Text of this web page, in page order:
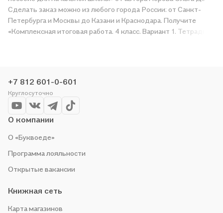
Сделать заказ можно из любого города России: от Санкт-
Петербурга и Москвы до Казани и Краснодара. Получите
«Комплексная итоговая работа. 4 класс. Вариант 1. Тетрадь 2.
проводим акции. Оставайтесь с нами, чтобы не упустить
выгоду!
+7 812 601-0-601
Круглосуточно
О компании
О «Буквоеде»
Программа лояльности
Открытые вакансии
Книжная сеть
Карта магазинов